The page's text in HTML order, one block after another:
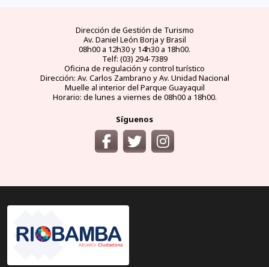
Dirección de Gestión de Turismo
Av. Daniel León Borja y Brasil
08h00 a 12h30 y 14h30 a 18h00.
Telf: (03) 294-7389
Oficina de regulación y control turístico
Dirección: Av. Carlos Zambrano y Av. Unidad Nacional
Muelle al interior del Parque Guayaquil
Horario: de lunes a viernes de 08h00 a 18h00.
Síguenos